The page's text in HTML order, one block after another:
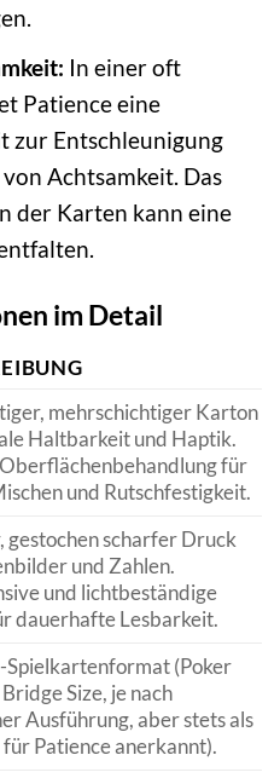
In einer oft
Patience eine
zur Entschleunigung
Achtsamkeit. Das
der Karten kann eine
im Detail
mehrschichtiger Karton
Haltbarkeit und Haptik.
für
und Rutschfestigkeit.
gestochen scharfer Druck
und Zahlen.
und lichtbeständige
dauerhafte Lesbarkeit.
Spielkartenformat (Poker
Size, je nach
Ausführung, aber stets als
Patience anerkannt).